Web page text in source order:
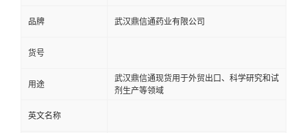
品牌 武汉鼎信通药业有限公司
货号
用途
武汉鼎信通现货用于外贸出口、科学研究和试
剂生产等领域
英文名称